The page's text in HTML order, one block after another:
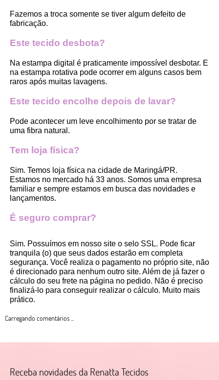
Fazemos a troca somente se tiver algum defeito de
fabricação.
Este tecido desbota?
Na estampa digital é praticamente impossível desbotar. E
na estampa rotativa pode ocorrer em alguns casos bem
raros após muitas lavagens.
Este tecido encolhe depois de lavar?
Pode acontecer um leve encolhimento por se tratar de
uma fibra natural.
Tem loja física?
Sim. Temos loja física na cidade de Maringá/PR.
Estamos no mercado há 33 anos. Somos uma empresa
familiar e sempre estamos em busca das novidades e
lançamentos.
É seguro comprar?
Sim. Possuímos em nosso site o selo SSL. Pode ficar
tranquila (o) que seus dados estarão em completa
segurança. Você realiza o pagamento no próprio site, não
é direcionado para nenhum outro site. Além de já fazer o
cálculo do seu frete na página no pedido. Não é preciso
finalizá-lo para conseguir realizar o cálculo. Muito mais
prático.
Carregando comentários ...
Receba novidades da Renatta Tecidos